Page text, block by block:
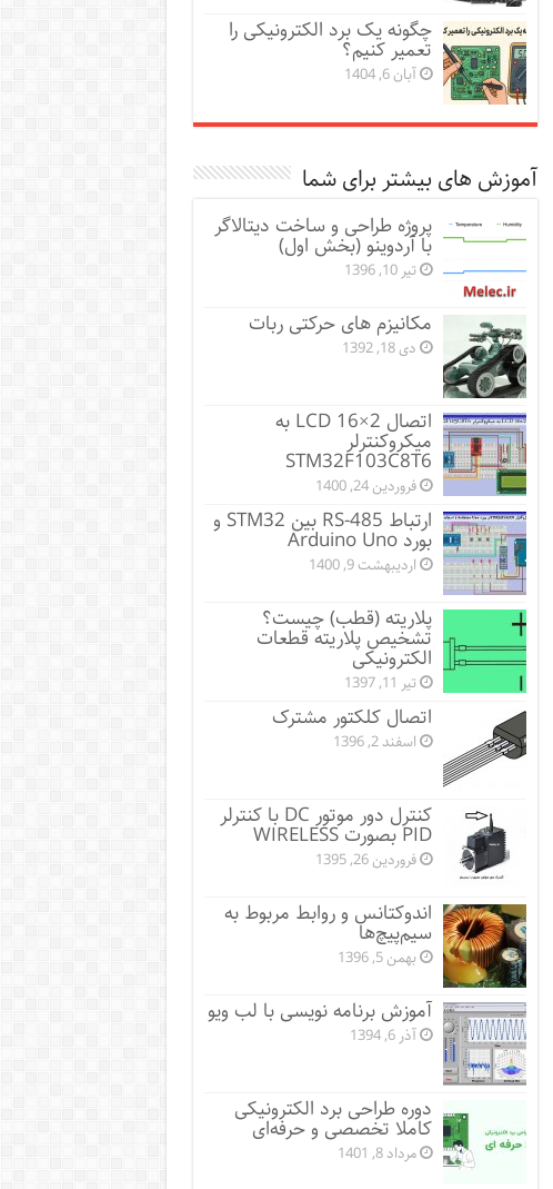
چگونه یک برد الکترونیکی را
تعمیر کنیم؟
آبان 6, 1404
آموزش های بیشتر برای شما
پروژه طراحی و ساخت دیتالاگر
با آردوینو (بخش اول)
تیر 10, 1396
مکانیزم های حرکتی ربات
دی 18, 1392
اتصال LCD 16×2 به
میکروکنترلر
STM32F103C8T6
فروردین 24, 1400
ارتباط RS-485 بین STM32 و
بورد Arduino Uno
اردیبهشت 9, 1400
پلاریته (قطب) چیست؟
تشخیص پلاریته قطعات
الکترونیکی
تیر 11, 1397
اتصال کلکتور مشترک
اسفند 2, 1396
کنترل دور موتور DC با کنترلر
PID بصورت WIRELESS
فروردین 26, 1395
اندوکتانس و روابط مربوط به
سیم‌پیچ‌ها
بهمن 5, 1396
آموزش برنامه نویسی با لب ویو
آذر 6, 1394
دوره طراحی برد الکترونیکی
کاملا تخصصی و حرفه‌ای
مرداد 8, 1401